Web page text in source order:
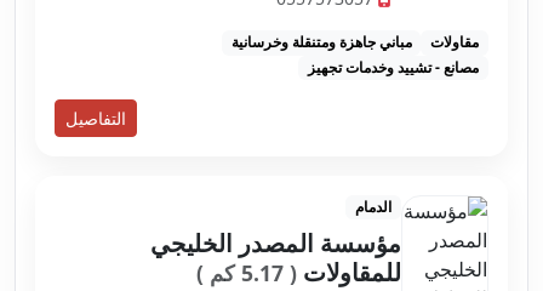
مقاولات
مباني جاهزة ومتنقلة وخرسانية
مصانع - تشييد وخدمات تجهيز
التفاصيل
الدمام
مؤسسة المصدر الخليجي
للمقاولات( 5.17 كم )